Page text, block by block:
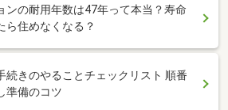
ンの耐用年数は47年って本当？寿命
ら住めなくなる？
続きのやることチェックリスト 順番
準備のコツ